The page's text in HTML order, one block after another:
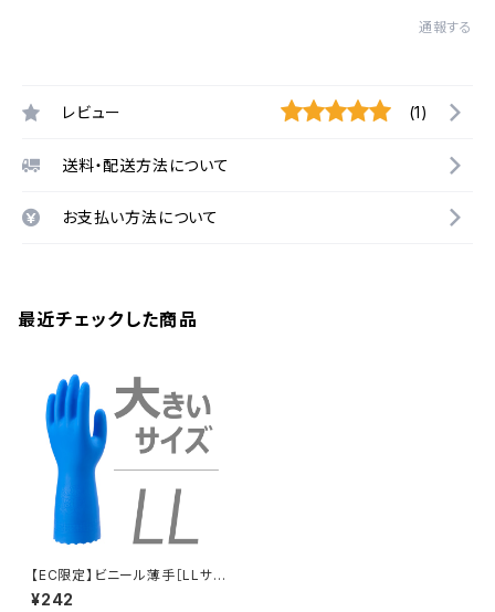
通報する
レビュー (1)
送料・配送方法について
お支払い方法について
最近チェックした商品
【EC限定】ビニール薄手［LLサイ
ズ］［海外仕様］
¥242